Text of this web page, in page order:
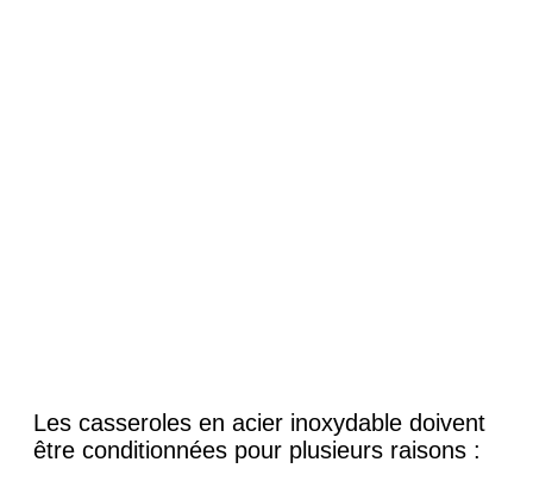
Les casseroles en acier inoxydable doivent
être conditionnées pour plusieurs raisons :